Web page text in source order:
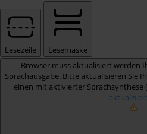
Lesezeile
Lesemaske
Browser muss aktualisiert werden
Sprachausgabe. Bitte aktualisieren Sie
einen mit aktivierter Sprachsynthese